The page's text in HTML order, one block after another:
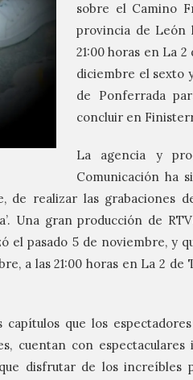
sobre el Camino
provincia de León
21:00 horas en La 2
diciembre el sexto
de Ponferrada
concluir en
La agencia y
Comunicación ha
de realizar las grabaciones
Una gran producción de
el pasado 5 de noviembre, y
a las 21:00 horas en La 2 de
capítulos que los
cuentan con
disfrutar de los increíbles